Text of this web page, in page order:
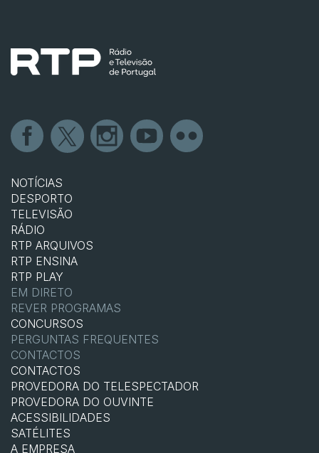
NOTÍCIAS
DESPORTO
TELEVISÃO
RÁDIO
RTP ARQUIVOS
RTP ENSINA
RTP PLAY
EM DIRETO
REVER PROGRAMAS
CONCURSOS
PERGUNTAS FREQUENTES
CONTACTOS
CONTACTOS
PROVEDORA DO TELESPECTADOR
PROVEDORA DO OUVINTE
ACESSIBILIDADES
SATÉLITES
A EMPRESA